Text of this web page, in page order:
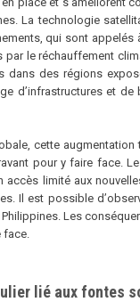
La technologie
qui sont
le réchauffement
des régions
dʼinfrastructures et
cette
pour y faire face.
limité aux
Il est possible
Les
lié aux fontes